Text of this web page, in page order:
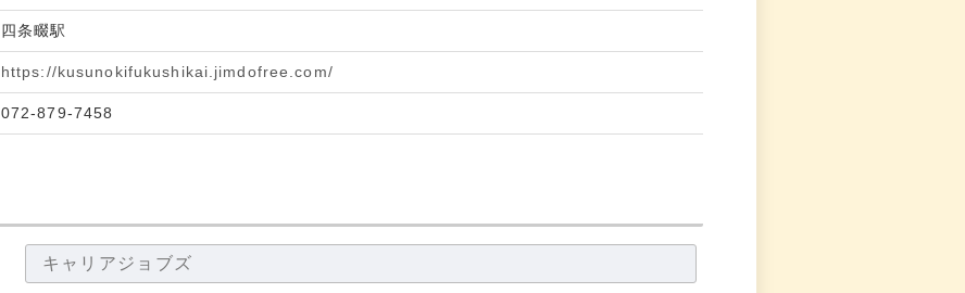
四条畷駅
https://kusunokifukushikai.jimdofree.com/
072-879-7458